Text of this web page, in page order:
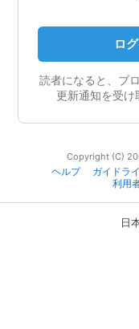
ロ
読者になると、ブ
更新通知を受け
Copyright (C)
ヘルプ
ガイドラ
利用
日